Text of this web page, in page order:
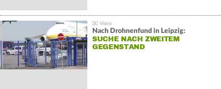
Nach Drohnenfund in Leipzig:
SUCHE NACH ZWEITEM
GEGENSTAND